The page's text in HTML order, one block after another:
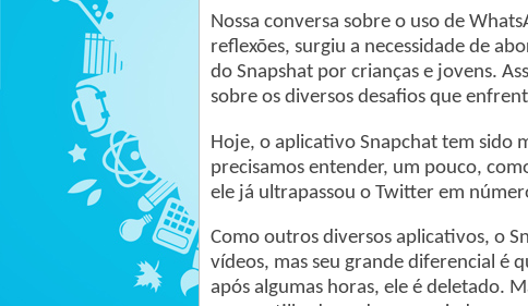
Nossa conversa sobre o uso de
reflexões, surgiu a necessidade de
do Snapshat por crianças e jovens.
sobre os diversos desafios que
Hoje, o aplicativo Snapchat tem sido
precisamos entender, um pouco,
ele já ultrapassou o Twitter em
Como outros diversos aplicativos, o
vídeos, mas seu grande diferencial é
após algumas horas, ele é deletado.